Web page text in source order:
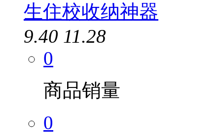
生住校收纳神器
9.40 11.28
0
商品销量
0